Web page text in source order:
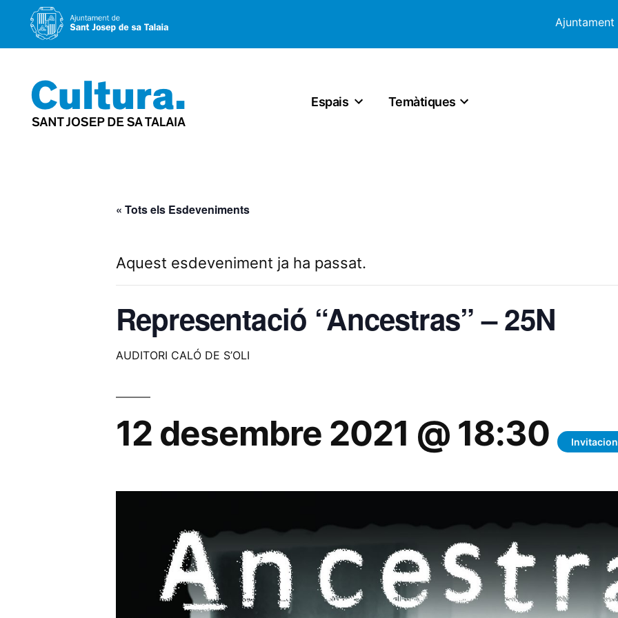
Ajuntament
al
contingut
Espais Temàtiques
« Tots els Esdeveniments
Aquest esdeveniment ja ha passat.
Representació “Ancestras” – 25N
AUDITORI CALÓ DE S’OLI
12 desembre 2021 @ 18:30